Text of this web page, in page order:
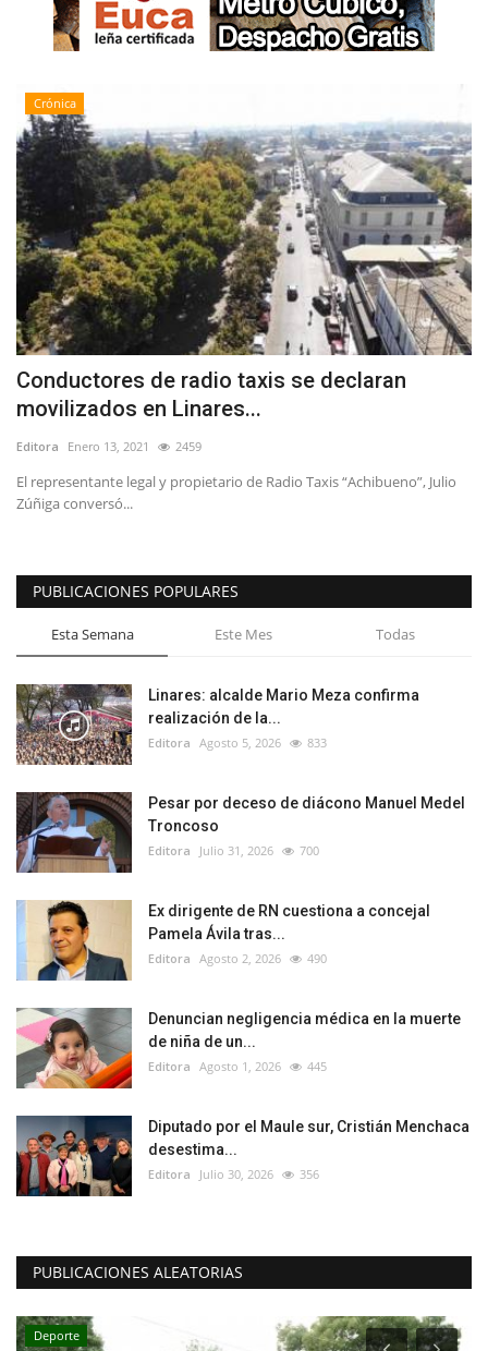
Crónica
Conductores de radio taxis se declaran
movilizados en Linares...
Editora Enero 13, 2021 2459
El representante legal y propietario de Radio Taxis “Achibueno”, Julio
Zúñiga conversó...
PUBLICACIONES POPULARES
Esta Semana Este Mes Todas
Linares: alcalde Mario Meza confirma
realización de la...
Editora Agosto 5, 2026 833
Pesar por deceso de diácono Manuel Medel
Troncoso
Editora Julio 31, 2026 700
Ex dirigente de RN cuestiona a concejal
Pamela Ávila tras...
Editora Agosto 2, 2026 490
Denuncian negligencia médica en la muerte
de niña de un...
Editora Agosto 1, 2026 445
Diputado por el Maule sur, Cristián Menchaca
desestima...
Editora Julio 30, 2026 356
PUBLICACIONES ALEATORIAS
Deporte